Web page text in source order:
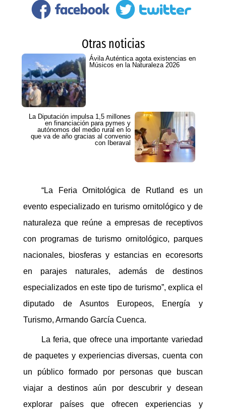
Otras noticias
Ávila Auténtica agota existencias en
Músicos en la Naturaleza 2026
La Diputación impulsa 1,5 millones
en financiación para pymes y
autónomos del medio rural en lo
que va de año gracias al convenio
con Iberaval
“La Feria Ornitológica de Rutland es un
evento especializado en turismo ornitológico y de
naturaleza que reúne a empresas de receptivos
con programas de turismo ornitológico, parques
nacionales, biosferas y estancias en ecoresorts
en parajes naturales, además de destinos
especializados en este tipo de turismo”, explica el
diputado de Asuntos Europeos, Energía y
Turismo, Armando García Cuenca.
La feria, que ofrece una importante variedad
de paquetes y experiencias diversas, cuenta con
un público formado por personas que buscan
viajar a destinos aún por descubrir y desean
explorar países que ofrecen experiencias y